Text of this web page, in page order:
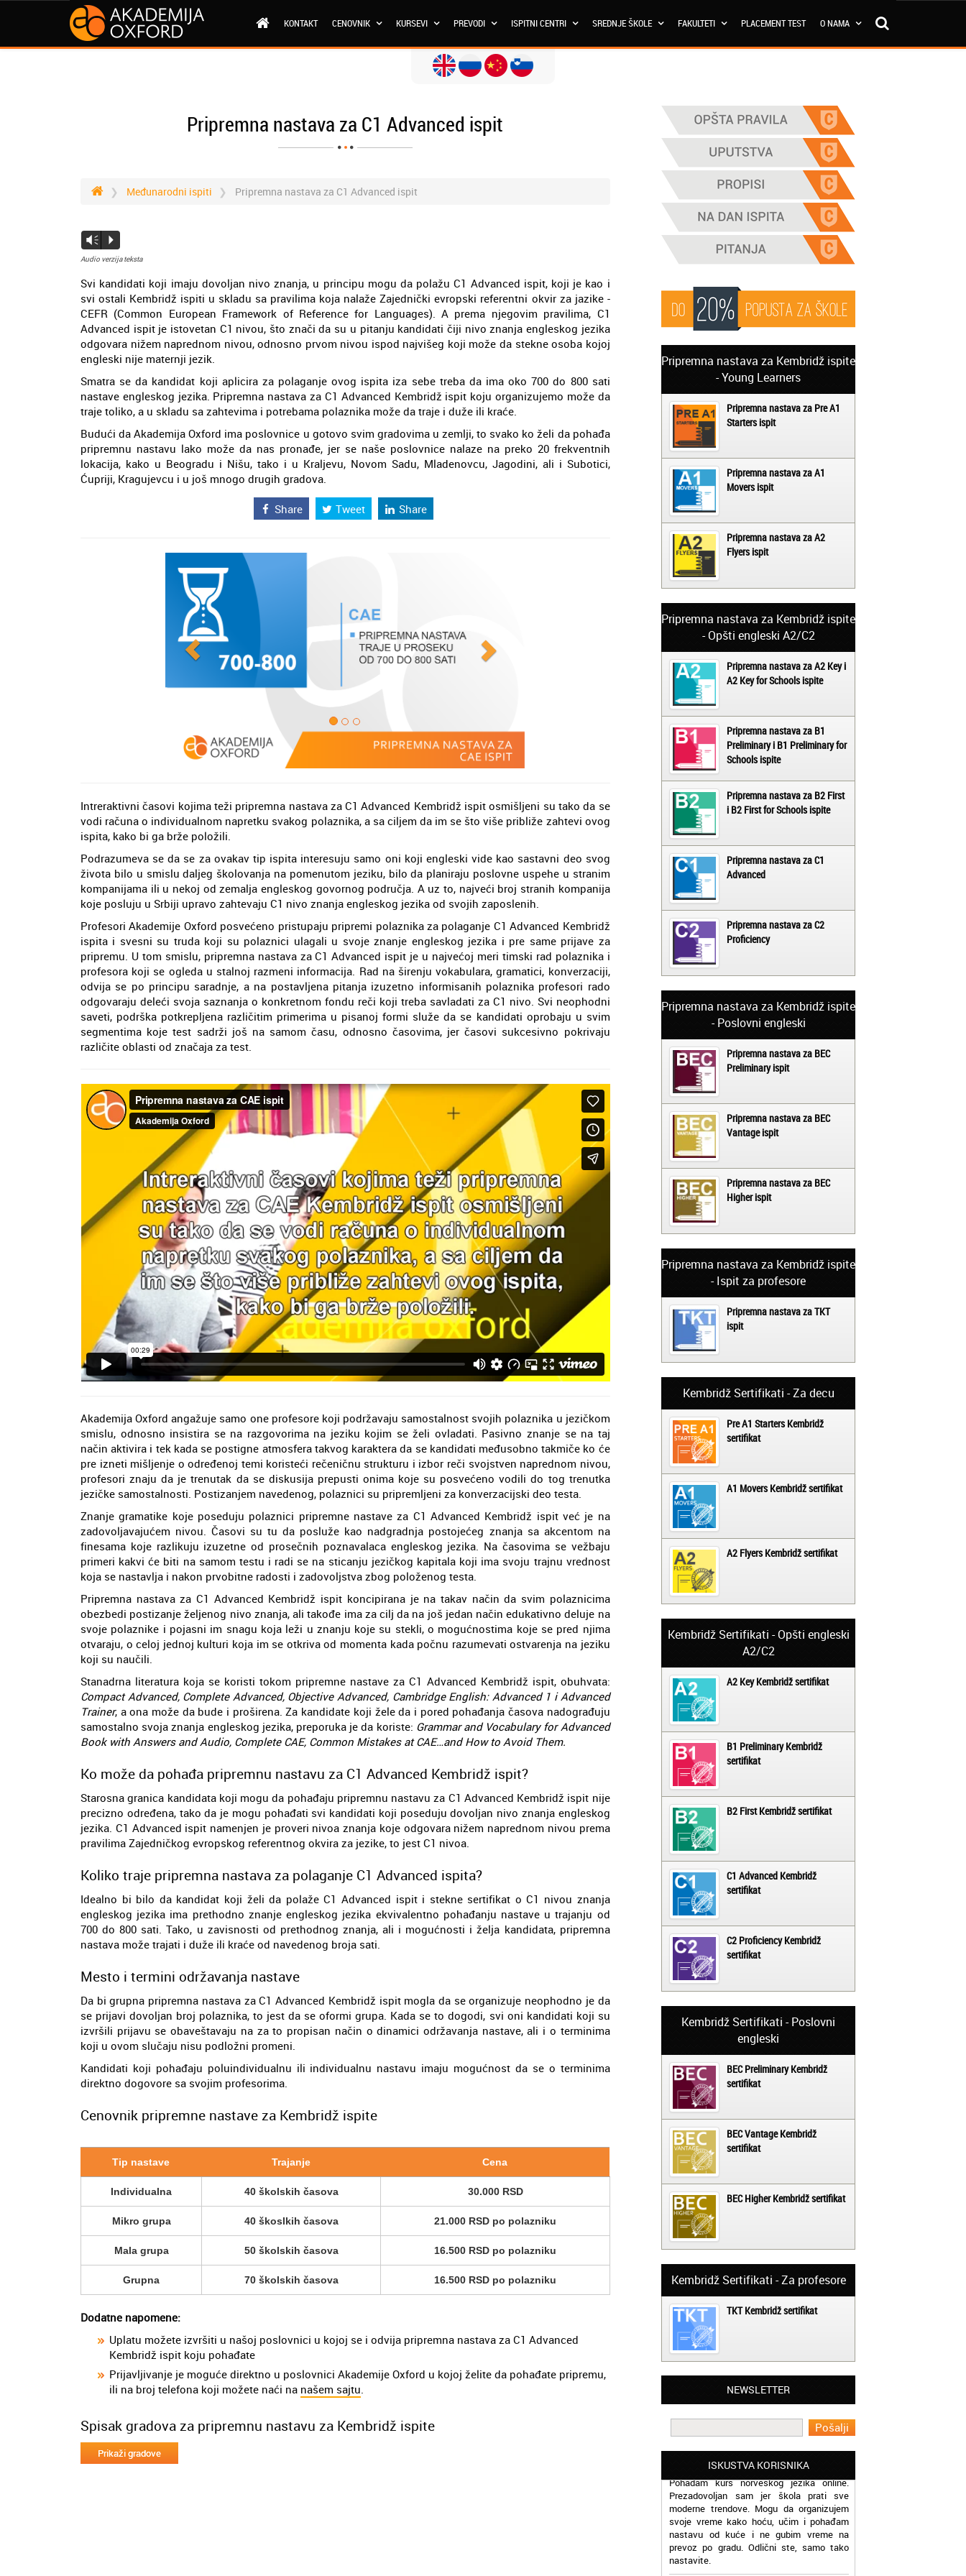
KONTAKT CENOVNIK KURSEVI PREVODI ISPITNI CENTRI SREDNJE ŠKOLE FAKULTETI PLACEMENT TEST O NAMA
Pripremna nastava za C1 Advanced ispit
Međunarodni ispiti Pripremna nastava za C1 Advanced ispit
Vm
P
Audio verzija teksta
Svi kandidati koji imaju dovoljan nivo znanja, u principu mogu da polažu C1 Advanced ispit, koji je kao i
svi ostali Kembridž ispiti u skladu sa pravilima koja nalaže Zajednički evropski referentni okvir za jazike -
CEFR (Common European Framework of Reference for Languages). A prema njegovim pravilima, C1
Advanced ispit je istovetan C1 nivou, što znači da su u pitanju kandidati čiji nivo znanja engleskog jezika
odgovara nižem naprednom nivou, odnosno prvom nivou ispod najvišeg koji može da stekne osoba kojoj
engleski nije maternji jezik.
Smatra se da kandidat koji aplicira za polaganje ovog ispita iza sebe treba da ima oko 700 do 800 sati
nastave engleskog jezika. Pripremna nastava za C1 Advanced Kembridž ispit koju organizujemo može da
traje toliko, a u skladu sa zahtevima i potrebama polaznika može da traje i duže ili kraće.
Budući da Akademija Oxford ima poslovnice u gotovo svim gradovima u zemlji, to svako ko želi da pohađa
pripremnu nastavu lako može da nas pronađe, jer se naše poslovnice nalaze na preko 20 frekventnih
lokacija, kako u Beogradu i Nišu, tako i u Kraljevu, Novom Sadu, Mladenovcu, Jagodini, ali i Subotici,
Ćupriji, Kragujevcu i u još mnogo drugih gradova.
Share Tweet Share
Intreraktivni časovi kojima teži pripremna nastava za C1 Advanced Kembridž ispit osmišljeni su tako da se
vodi računa o individualnom napretku svakog polaznika, a sa ciljem da im se što više približe zahtevi ovog
ispita, kako bi ga brže položili.
Podrazumeva se da se za ovakav tip ispita interesuju samo oni koji engleski vide kao sastavni deo svog
života bilo u smislu daljeg školovanja na pomenutom jeziku, bilo da planiraju poslovne uspehe u stranim
kompanijama ili u nekoj od zemalja engleskog govornog područja. A uz to, najveći broj stranih kompanija
koje posluju u Srbiji upravo zahtevaju C1 nivo znanja engleskog jezika od svojih zaposlenih.
Profesori Akademije Oxford posvećeno pristupaju pripremi polaznika za polaganje C1 Advanced Kembridž
ispita i svesni su truda koji su polaznici ulagali u svoje znanje engleskog jezika i pre same prijave za
pripremu. U tom smislu, pripremna nastava za C1 Advanced ispit je u najvećoj meri timski rad polaznika i
profesora koji se ogleda u stalnoj razmeni informacija. Rad na širenju vokabulara, gramatici, konverzaciji,
odvija se po principu saradnje, a na postavljena pitanja izuzetno informisanih polaznika profesori rado
odgovaraju deleći svoja saznanja o konkretnom fondu reči koji treba savladati za C1 nivo. Svi neophodni
saveti, podrška potkrepljena različitim primerima u pisanoj formi služe da se kandidati oprobaju u svim
segmentima koje test sadrži još na samom času, odnosno časovima, jer časovi sukcesivno pokrivaju
različite oblasti od značaja za test.
Akademija Oxford angažuje samo one profesore koji podržavaju samostalnost svojih polaznika u jezičkom
smislu, odnosno insistira se na razgovorima na jeziku kojim se želi ovladati. Pasivno znanje se na taj
način aktivira i tek kada se postigne atmosfera takvog karaktera da se kandidati međusobno takmiče ko će
pre izneti mišljenje o određenoj temi koristeći rečeničnu strukturu i izbor reči svojstven naprednom nivou,
profesori znaju da je trenutak da se diskusija prepusti onima koje su posvećeno vodili do tog trenutka
jezičke samostalnosti. Postizanjem navedenog, polaznici su pripremljeni za konverzacijski deo testa.
Znanje gramatike koje poseduju polaznici pripremne nastave za C1 Advanced Kembridž ispit već je na
zadovoljavajućem nivou. Časovi su tu da posluže kao nadgradnja postojećeg znanja sa akcentom na
finesama koje razlikuju izuzetne od prosečnih poznavalaca engleskog jezika. Na časovima se vežbaju
primeri kakvi će biti na samom testu i radi se na sticanju jezičkog kapitala koji ima svoju trajnu vrednost
koja se nastavlja i nakon prvobitne radosti i zadovoljstva zbog položenog testa.
Pripremna nastava za C1 Advanced Kembridž ispit koncipirana je na takav način da svim polaznicima
obezbedi postizanje željenog nivo znanja, ali takođe ima za cilj da na još jedan način edukativno deluje na
svoje polaznike i pojasni im snagu koja leži u znanju koje su stekli, o mogućnostima koje se pred njima
otvaraju, o celoj jednoj kulturi koja im se otkriva od momenta kada počnu razumevati ostvarenja na jeziku
koji su naučili.
Stanadrna literatura koja se koristi tokom pripremne nastave za C1 Advanced Kembridž ispit, obuhvata:
Compact Advanced, Complete Advanced, Objective Advanced, Cambridge English: Advanced 1 i Advanced
Trainer, a ona može da bude i proširena. Za kandidate koji žele da i pored pohađanja časova nadograđuju
samostalno svoja znanja engleskog jezika, preporuka je da koriste: Grammar and Vocabulary for Advanced
Book with Answers and Audio, Complete CAE, Common Mistakes at CAE…and How to Avoid Them.
Ko može da pohađa pripremnu nastavu za C1 Advanced Kembridž ispit?
Starosna granica kandidata koji mogu da pohađaju pripremnu nastavu za C1 Advanced Kembridž ispit nije
precizno određena, tako da je mogu pohađati svi kandidati koji poseduju dovoljan nivo znanja engleskog
jezika. C1 Advanced ispit namenjen je proveri nivoa znanja koje odgovara nižem naprednom nivou prema
pravilima Zajedničkog evropskog referentnog okvira za jezike, to jest C1 nivoa.
Koliko traje pripremna nastava za polaganje C1 Advanced ispita?
Idealno bi bilo da kandidat koji želi da polaže C1 Advanced ispit i stekne sertifikat o C1 nivou znanja
engleskog jezika ima prethodno znanje engleskog jezika ekvivalentno pohađanju nastave u trajanju od
700 do 800 sati. Tako, u zavisnosti od prethodnog znanja, ali i mogućnosti i želja kandidata, pripremna
nastava može trajati i duže ili kraće od navedenog broja sati.
Mesto i termini održavanja nastave
Da bi grupna pripremna nastava za C1 Advanced Kembridž ispit mogla da se organizuje neophodno je da
se prijavi dovoljan broj polaznika, to jest da se oformi grupa. Kada se to dogodi, svi oni kandidati koji su
izvršili prijavu se obaveštavaju na za to propisan način o dinamici održavanja nastave, ali i o terminima
koji u ovom slučaju nisu podložni promeni.
Kandidati koji pohađaju poluindividualnu ili individualnu nastavu imaju mogućnost da se o terminima
direktno dogovore sa svojim profesorima.
Cenovnik pripremne nastave za Kembridž ispite
Tip nastave Trajanje Cena
Individualna 40 školskih časova 30.000 RSD
Mikro grupa 40 škoslkih časova 21.000 RSD po polazniku
Mala grupa 50 školskih časova 16.500 RSD po polazniku
Grupna 70 školskih časova 16.500 RSD po polazniku
Dodatne napomene:
Uplatu možete izvršiti u našoj poslovnici u kojoj se i odvija pripremna nastava za C1 Advanced
Kembridž ispit koju pohađate
Prijavljivanje je moguće direktno u poslovnici Akademije Oxford u kojoj želite da pohađate pripremu,
ili na broj telefona koji možete naći na našem sajtu.
Spisak gradova za pripremnu nastavu za Kembridž ispite
Pripremna nastava za Kembridž ispite
- Young Learners
Pripremna nastava za Pre A1
Starters ispit
Pripremna nastava za A1
Movers ispit
Pripremna nastava za A2
Flyers ispit
Pripremna nastava za Kembridž ispite
- Opšti engleski A2/C2
Pripremna nastava za A2 Key i
A2 Key for Schools ispite
Pripremna nastava za B1
Preliminary i B1 Preliminary for
Schools ispite
Pripremna nastava za B2 First
i B2 First for Schools ispite
Pripremna nastava za C1
Advanced
Pripremna nastava za C2
Proficiency
Pripremna nastava za Kembridž ispite
- Poslovni engleski
Pripremna nastava za BEC
Preliminary ispit
Pripremna nastava za BEC
Vantage ispit
Pripremna nastava za BEC
Higher ispit
Pripremna nastava za Kembridž ispite
- Ispit za profesore
Pripremna nastava za TKT
ispit
Kembridž Sertifikati - Za decu
Pre A1 Starters Kembridž
sertifikat
A1 Movers Kembridž sertifikat
A2 Flyers Kembridž sertifikat
Kembridž Sertifikati - Opšti engleski
A2/C2
A2 Key Kembridž sertifikat
B1 Preliminary Kembridž
sertifikat
B2 First Kembridž sertifikat
C1 Advanced Kembridž
sertifikat
C2 Proficiency Kembridž
sertifikat
Kembridž Sertifikati - Poslovni
engleski
BEC Preliminary Kembridž
sertifikat
BEC Vantage Kembridž
sertifikat
BEC Higher Kembridž sertifikat
Kembridž Sertifikati - Za profesore
TKT Kembridž sertifikat
NEWSLETTER
ISKUSTVA KORISNIKA
Beograd - Slavica:
Završila sam kurs rumunskog jezika kod
vas, ekipa vam je super, profesori odlični a
cene pristupačne. Pozdrav iz Beograda
Pohadam kurs norveškog jezika online.
Prezadovoljan sam jer škola prati sve
moderne trendove. Mogu da organizujem
svoje vreme kako hoću, učim i pohađam
nastavu od kuće i ne gubim vreme na
prevoz po gradu. Odlični ste, samo tako
nastavite.
Beograd - Milica: